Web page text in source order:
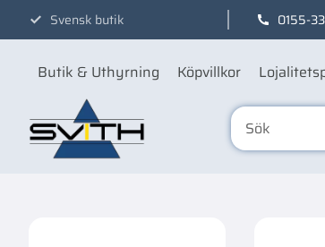
Svensk butik 0155-
Butik & Uthyrning Köpvillkor